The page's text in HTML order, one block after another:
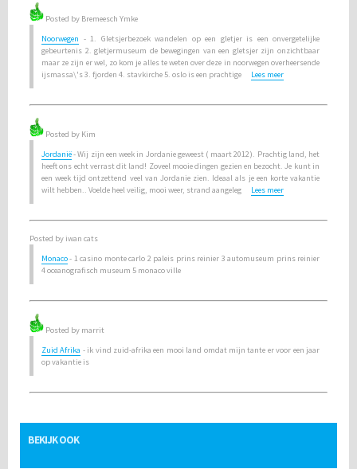
Posted by Bremeesch Ymke
Noorwegen - 1. Gletsjerbezoek wandelen op een gletjer is een onvergetelijke
gebeurtenis 2. gletjermuseum de bewegingen van een gletsjer zijn onzichtbaar
maar ze zijn er wel, zo kom je alles te weten over deze in noorwegen overheersende
ijsmassa\'s 3. fjorden 4. stavkirche 5. oslo is een prachtige Lees meer
Posted by Kim
Jordanië- Wij zijn een week in Jordanie geweest ( maart 2012). Prachtig land, het
heeft ons echt verrast dit land! Zoveel mooie dingen gezien en bezocht. Je kunt in
een week tijd ontzettend veel van Jordanie zien. Ideaal als je een korte vakantie
wilt hebben.. Voelde heel veilig, mooi weer, strand aangeleg Lees meer
Posted by iwan cats
Monaco- 1 casino monte carlo 2 paleis prins reinier 3 automuseum prins reinier
4 oceanografisch museum 5 monaco ville
Posted by marrit
Zuid Afrika - ik vind zuid-afrika een mooi land omdat mijn tante er voor een jaar
op vakantie is
BEKIJK OOK